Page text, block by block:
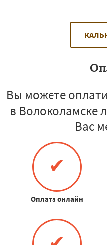
Вы можете
в Волоколамске
Вас
✔
Оплата онлайн